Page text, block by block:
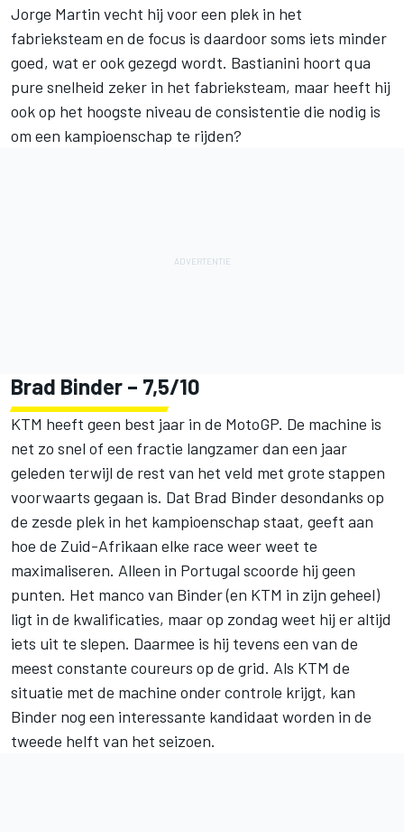
Jorge Martin vecht hij voor een plek in het
fabrieksteam en de focus is daardoor soms iets minder
goed, wat er ook gezegd wordt. Bastianini hoort qua
pure snelheid zeker in het fabrieksteam, maar heeft hij
ook op het hoogste niveau de consistentie die nodig is
om een kampioenschap te rijden?
Brad Binder – 7,5/10
KTM heeft geen best jaar in de MotoGP. De machine is
net zo snel of een fractie langzamer dan een jaar
geleden terwijl de rest van het veld met grote stappen
voorwaarts gegaan is. Dat Brad Binder desondanks op
de zesde plek in het kampioenschap staat, geeft aan
hoe de Zuid-Afrikaan elke race weer weet te
maximaliseren. Alleen in Portugal scoorde hij geen
punten. Het manco van Binder (en KTM in zijn geheel)
ligt in de kwalificaties, maar op zondag weet hij er altijd
iets uit te slepen. Daarmee is hij tevens een van de
meest constante coureurs op de grid. Als KTM de
situatie met de machine onder controle krijgt, kan
Binder nog een interessante kandidaat worden in de
tweede helft van het seizoen.